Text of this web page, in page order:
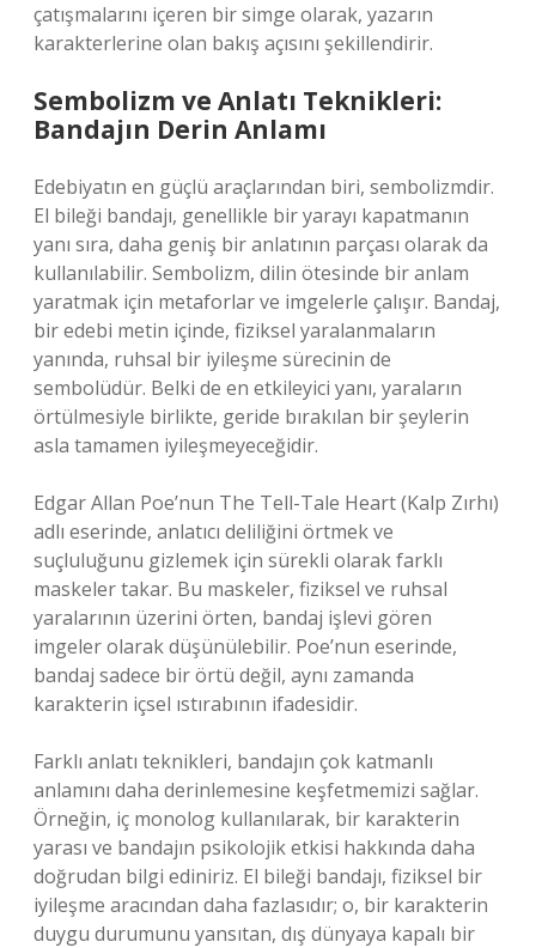
çatışmalarını içeren bir simge olarak, yazarın
karakterlerine olan bakış açısını şekillendirir.
Sembolizm ve Anlatı Teknikleri:
Bandajın Derin Anlamı
Edebiyatın en güçlü araçlarından biri, sembolizmdir.
El bileği bandajı, genellikle bir yarayı kapatmanın
yanı sıra, daha geniş bir anlatının parçası olarak da
kullanılabilir. Sembolizm, dilin ötesinde bir anlam
yaratmak için metaforlar ve imgelerle çalışır. Bandaj,
bir edebi metin içinde, fiziksel yaralanmaların
yanında, ruhsal bir iyileşme sürecinin de
sembolüdür. Belki de en etkileyici yanı, yaraların
örtülmesiyle birlikte, geride bırakılan bir şeylerin
asla tamamen iyileşmeyeceğidir.
Edgar Allan Poe’nun The Tell-Tale Heart (Kalp Zırhı)
adlı eserinde, anlatıcı deliliğini örtmek ve
suçluluğunu gizlemek için sürekli olarak farklı
maskeler takar. Bu maskeler, fiziksel ve ruhsal
yaralarının üzerini örten, bandaj işlevi gören
imgeler olarak düşünülebilir. Poe’nun eserinde,
bandaj sadece bir örtü değil, aynı zamanda
karakterin içsel ıstırabının ifadesidir.
Farklı anlatı teknikleri, bandajın çok katmanlı
anlamını daha derinlemesine keşfetmemizi sağlar.
Örneğin, iç monolog kullanılarak, bir karakterin
yarası ve bandajın psikolojik etkisi hakkında daha
doğrudan bilgi ediniriz. El bileği bandajı, fiziksel bir
iyileşme aracından daha fazlasıdır; o, bir karakterin
duygu durumunu yansıtan, dış dünyaya kapalı bir